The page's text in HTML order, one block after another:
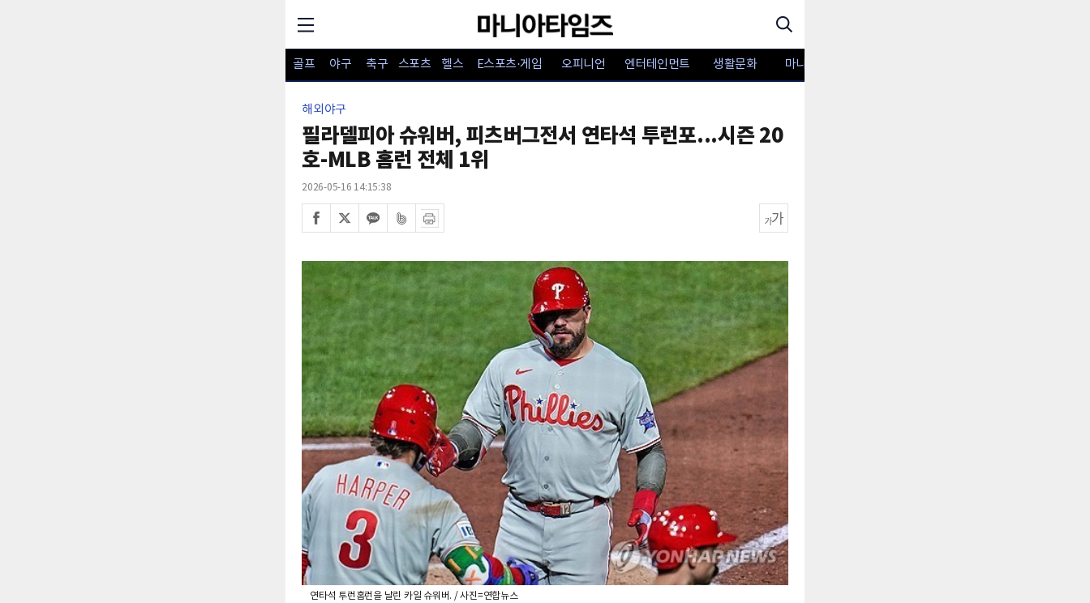
골프 야구 축구 스포츠 헬스 E스포츠·게임 오피니언 엔터테인먼트 생활문화 마니아TV
해외야구
필라델피아 슈워버, 피츠버그전서 연타석 투런포...시즌 20
호-MLB 홈런 전체 1위
2026-05-16 14:15:38
연타석 투런홈런을 날린 카일 슈워버. / 사진=연합뉴스